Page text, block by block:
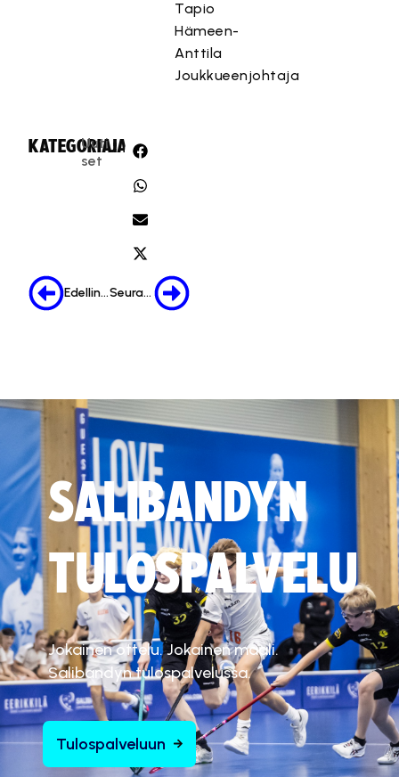
Tapio
Hämeen-
Anttila
Joukkueenjohtaja
KATEGORIA:
Uuti
set
JAA:
Edellinen Seuraava
SALIBANDYN
TULOSPALVELU
Jokainen ottelu. Jokainen maali.
Salibandyn tulospalvelussa.
Tulospalveluun